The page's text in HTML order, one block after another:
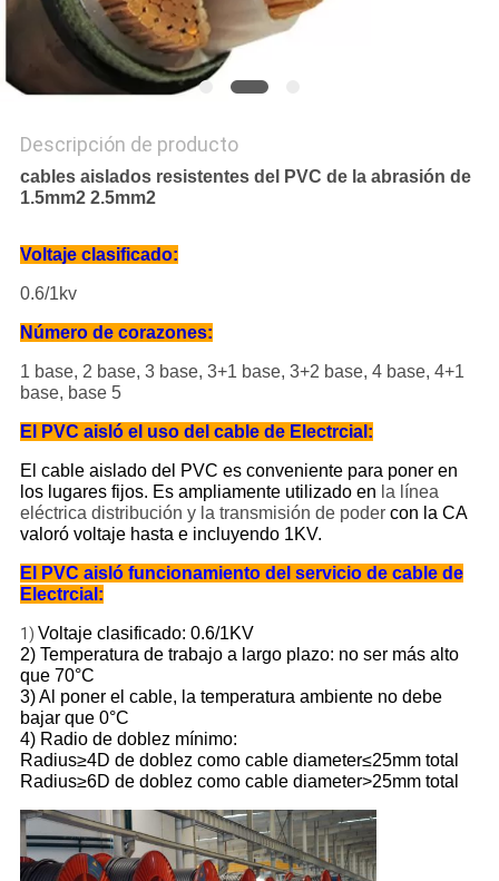
Descripción de producto
cables aislados resistentes del PVC de la abrasión de
1.5mm2 2.5mm2
Voltaje clasificado:
0.6/1kv
Número de corazones:
1 base, 2 base, 3 base, 3+1 base, 3+2 base, 4 base, 4+1
base, base 5
El PVC aisló el uso del cable de Electrcial:
El cable aislado del PVC es conveniente para poner en
los lugares fijos. Es ampliamente utilizado en la línea
eléctrica distribución y la transmisión de poder con la CA
valoró voltaje hasta e incluyendo 1KV.
El PVC aisló funcionamiento del servicio de cable de
Electrcial:
1) Voltaje clasificado: 0.6/1KV
2) Temperatura de trabajo a largo plazo: no ser más alto
que 70°C
3) Al poner el cable, la temperatura ambiente no debe
bajar que 0°C
4) Radio de doblez mínimo:
Radius≥4D de doblez como cable diameter≤25mm total
Radius≥6D de doblez como cable diameter>25mm total